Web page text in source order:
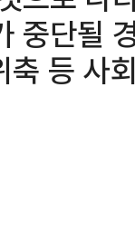
중단될
등 사